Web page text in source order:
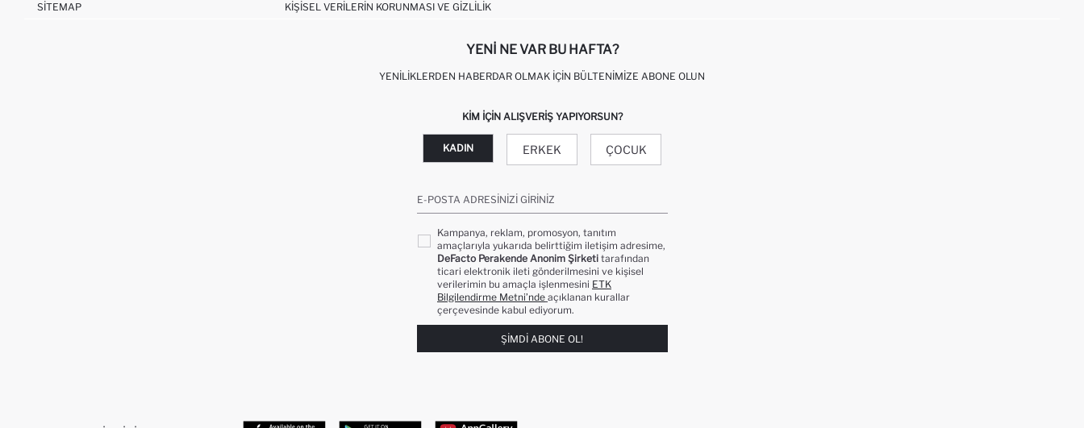
SITEMAP
KIŞISEL VERILERIN KORUNMASI VE GIZLILIK
YENI NE VAR BU HAFTA?
YENILIKLERDEN HABERDAR OLMAK İÇIN BÜLTENIMIZE ABONE OLUN
KIM IÇIN ALIŞVERIŞ YAPIYORSUN?
KADIN ERKEK ÇOCUK
E-POSTA ADRESINIZI GIRINIZ
Kampanya, reklam, promosyon, tanıtım
amaçlarıyla yukarıda belirttiğim iletişim adresime,
DeFacto Perakende Anonim Şirketi tarafından
ticari elektronik ileti gönderilmesini ve kişisel
verilerimin bu amaçla işlenmesini ETK
Bilgilendirme Metni’nde açıklanan kurallar
çerçevesinde kabul ediyorum.
ŞIMDI ABONE OL!